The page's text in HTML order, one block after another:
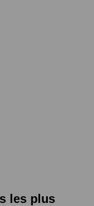
les plus